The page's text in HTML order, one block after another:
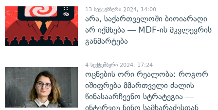
13 სექტემბერი 2024, 14:00
არა, საქართველოში ბიოიარაღი
არ იქმნება — MDF-ის მკვლევრის
განმარტება
4 სექტემბერი 2024, 17:24
ოცნების ორი რეალობა: როგორ
იშიფრება მმართველი ძალის
წინასაარჩევნო სტრატეგია —
ინტერვიუ ნინო სამხარაძესთან